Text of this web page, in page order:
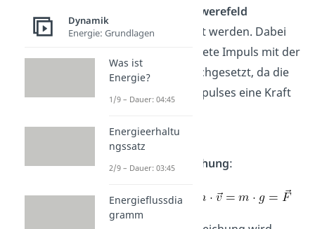
Erdschwerefeld
mitberücksichtigt werden. Dabei
wird der abgeleitete Impuls mit der
Schwerkraft gleichgesetzt, da die
Ableitung des Impulses eine Kraft
Hier lautet die
Bewegungsgleichung:
Dynamik
Energie: Grundlagen
Was ist
Energie?
1/9 – Dauer: 04:45
Energieerhaltu
ngssatz
2/9 – Dauer: 03:45
Energieflussdia
gramm